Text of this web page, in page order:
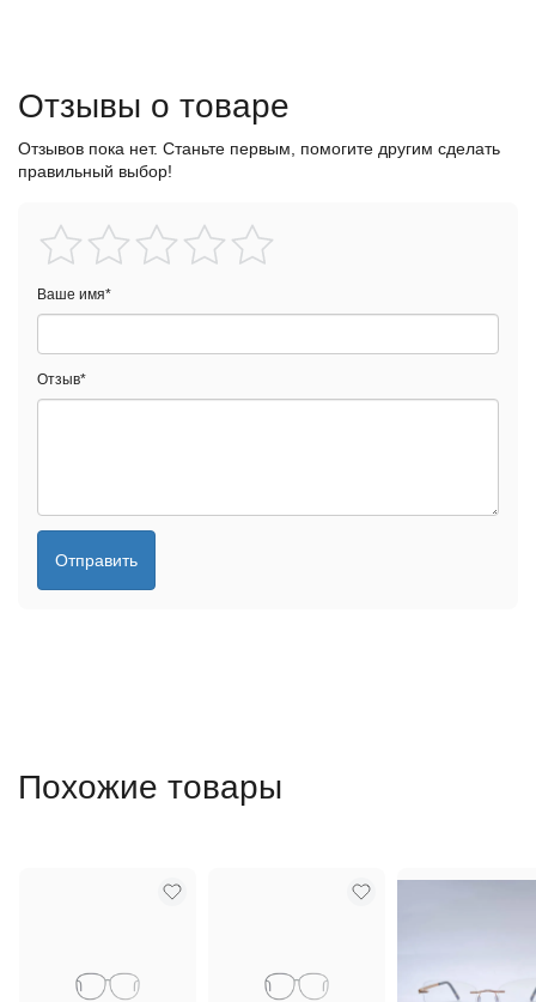
Отзывы о товаре
Отзывов пока нет. Станьте первым, помогите другим сделать
правильный выбор!
Ваше имя*
Отзыв*
Отправить
Похожие товары